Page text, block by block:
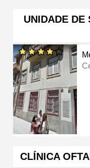
UNIDADE DE
CLÍNICA